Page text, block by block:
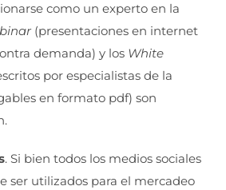
como un experto en la
(presentaciones en internet
demanda) y los White
por especialistas de la
en formato pdf) son
. Si bien todos los medios sociales
ser utilizados para el mercadeo